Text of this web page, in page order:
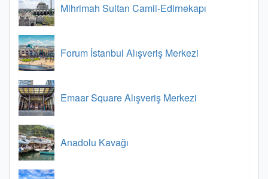
Mihrimah Sultan Camii-Edirnekapı
Forum İstanbul Alışveriş Merkezi
Emaar Square Alışveriş Merkezi
Anadolu Kavağı